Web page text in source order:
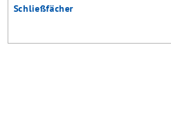
Schließfächer